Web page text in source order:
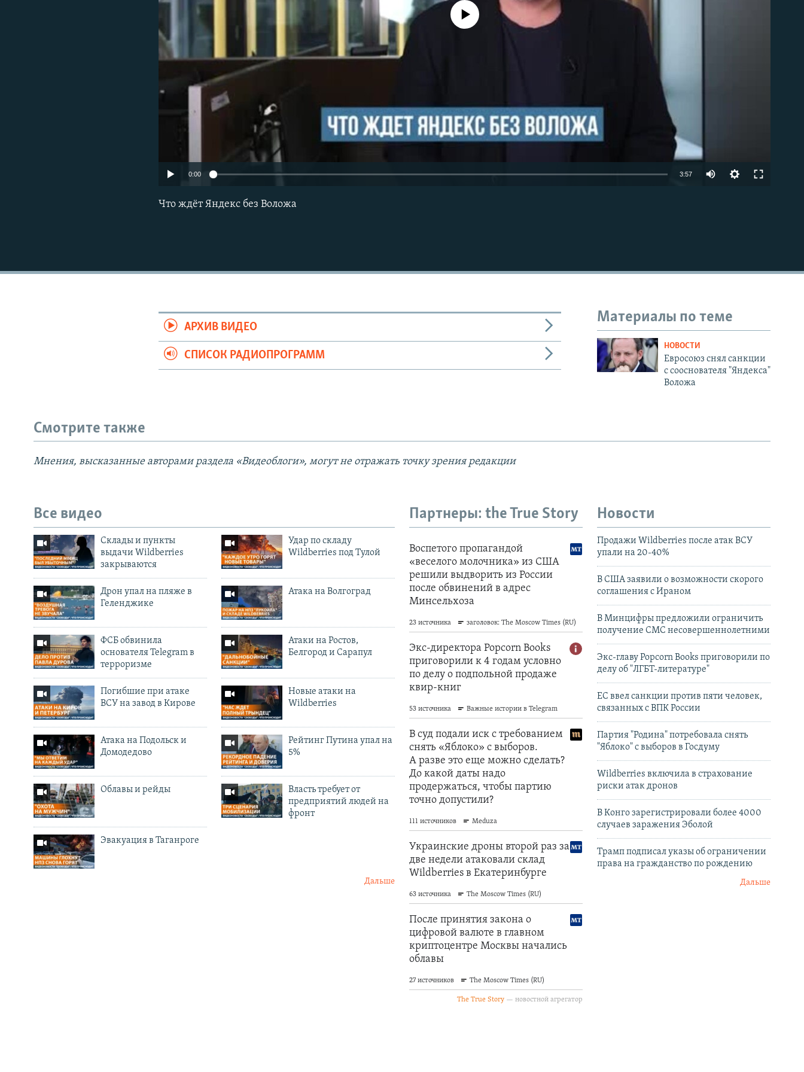
Auto 240p 360p 480p
720p 1080p
No media source currently available
0:00 3:57
1080p
Что ждёт Яндекс без Воложа
Материалы по теме
НОВОСТИ
Евросоюз снял санкции
с сооснователя "Яндекса"
Воложа
АРХИВ ВИДЕО
СПИСОК РАДИОПРОГРАММ
Смотрите также
Мнения, высказанные авторами раздела «Видеоблоги», могут не отражать точку зрения редакции
Все видео
Cклады и пункты
выдачи Wildberries
закрываются
Удар по складу
Wildberries под Тулой
Дрон упал на пляже в
Геленджике
Атака на Волгоград
ФСБ обвинила
основателя Telegram в
терроризме
Атаки на Ростов,
Белгород и Сарапул
Погибшие при атаке
ВСУ на завод в Кирове
Новые атаки на
Wildberries
Атака на Подольск и
Домодедово
Рейтинг Путина упал на
5%
Облавы и рейды
Власть требует от
предприятий людей на
фронт
Эвакуация в Таганроге
Дальше
Партнеры: the True Story Новости
Продажи Wildberries после атак ВСУ
упали на 20-40%
В США заявили о возможности скорого
соглашения с Ираном
В Минцифры предложили ограничить
получение СМС несовершеннолетними
Экс-главу Popcorn Books приговорили по
делу об "ЛГБТ‑литературе"
ЕС ввел санкции против пяти человек,
связанных с ВПК России
Партия "Родина" потребовала снять
"Яблоко" с выборов в Госдуму
Wildberries включила в страхование
риски атак дронов
В Конго зарегистрировали более 4000
случаев заражения Эболой
Трамп подписал указы об ограничении
права на гражданство по рождению
Дальше